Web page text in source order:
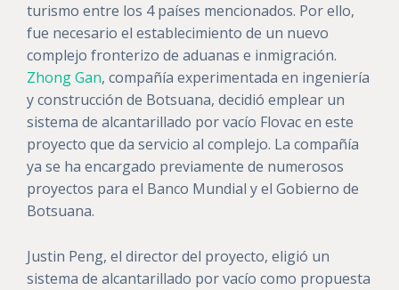
turismo entre los 4 países mencionados. Por ello,
fue necesario el establecimiento de un nuevo
complejo fronterizo de aduanas e inmigración.
Zhong Gan, compañía experimentada en ingeniería
y construcción de Botsuana, decidió emplear un
sistema de alcantarillado por vacío Flovac en este
proyecto que da servicio al complejo. La compañía
ya se ha encargado previamente de numerosos
proyectos para el Banco Mundial y el Gobierno de
Botsuana.
Justin Peng, el director del proyecto, eligió un
sistema de alcantarillado por vacío como propuesta